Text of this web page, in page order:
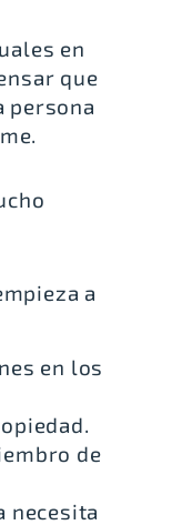
en
que
persona
a
en los
de
necesita